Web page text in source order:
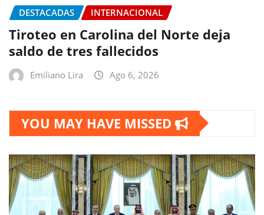
DESTACADAS INTERNACIONAL
Tiroteo en Carolina del Norte deja
saldo de tres fallecidos
Emiliano Lira Ago 6, 2026
YOU MAY HAVE MISSED